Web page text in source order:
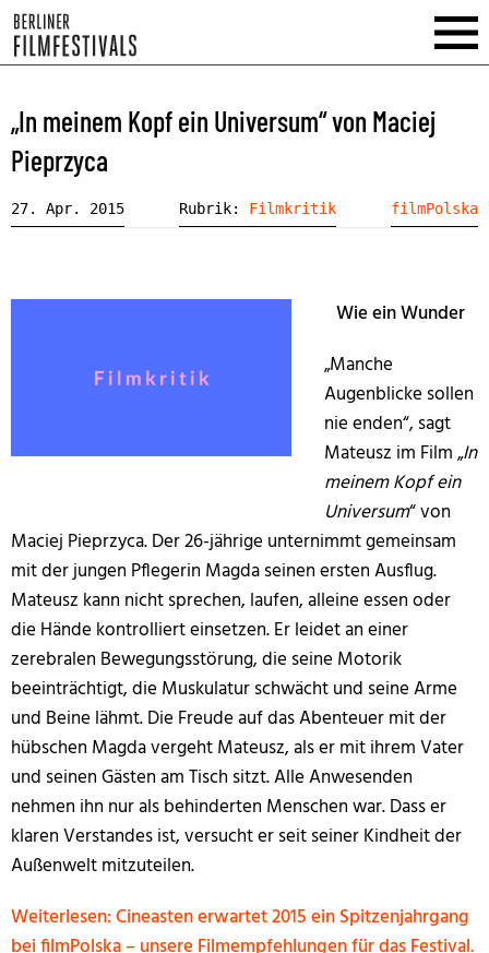
„In meinem Kopf ein Universum“ von Maciej
Pieprzyca
27. Apr. 2015 Rubrik: Filmkritik filmPolska
Wie ein Wunder
„Manche
Augenblicke sollen
nie enden“, sagt
Mateusz im Film „In
meinem Kopf ein
Universum“ von
Maciej Pieprzyca. Der 26-jährige unternimmt gemeinsam
mit der jungen Pflegerin Magda seinen ersten Ausflug.
Mateusz kann nicht sprechen, laufen, alleine essen oder
die Hände kontrolliert einsetzen. Er leidet an einer
zerebralen Bewegungsstörung, die seine Motorik
beeinträchtigt, die Muskulatur schwächt und seine Arme
und Beine lähmt. Die Freude auf das Abenteuer mit der
hübschen Magda vergeht Mateusz, als er mit ihrem Vater
und seinen Gästen am Tisch sitzt. Alle Anwesenden
nehmen ihn nur als behinderten Menschen war. Dass er
klaren Verstandes ist, versucht er seit seiner Kindheit der
Außenwelt mitzuteilen.
Weiterlesen: Cineasten erwartet 2015 ein Spitzenjahrgang
bei filmPolska – unsere Filmempfehlungen für das Festival.